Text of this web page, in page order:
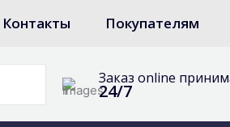
Контакты Покупателям
Заказ online
24/7